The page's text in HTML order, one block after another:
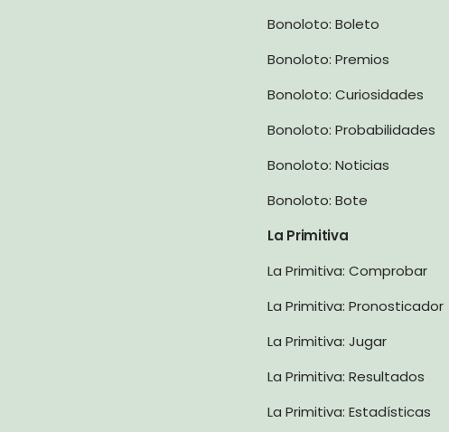
Bonoloto: Boleto
Bonoloto: Premios
Bonoloto: Curiosidades
Bonoloto: Probabilidades
Bonoloto: Noticias
Bonoloto: Bote
La Primitiva
La Primitiva: Comprobar
La Primitiva: Pronosticador
La Primitiva: Jugar
La Primitiva: Resultados
La Primitiva: Estadísticas